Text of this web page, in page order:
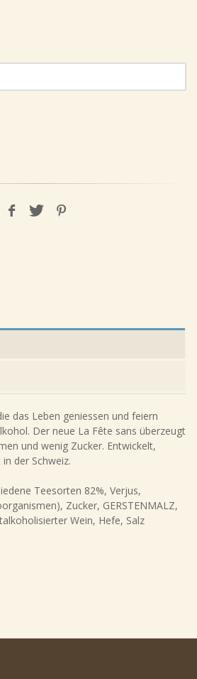
das Leben geniessen und feiern
Der neue La Fête sans überzeugt
und wenig Zucker. Entwickelt,
der Schweiz.
Teesorten 82%, Verjus,
Zucker, GERSTENMALZ,
Wein, Hefe, Salz